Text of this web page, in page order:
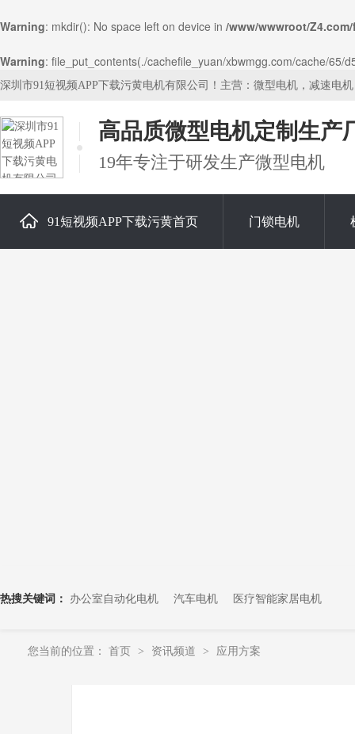
Warning: mkdir(): No space left on device in /www/wwwroot/
Warning: file_put_contents(./cachefile_yuan/xbwmgg.com/cache/
深圳市91短视频APP下载污黄电机有限公司！主营：微型电机，减速电
高品质微型电机定制生产
19年专注于研发生产微型电机
91短视频APP下载污黄首页 门锁电机
热搜关键词： 办公室自动化电机 汽车电机 医疗智能家居电机
您当前的位置： 首页 > 资讯频道 > 应用方案